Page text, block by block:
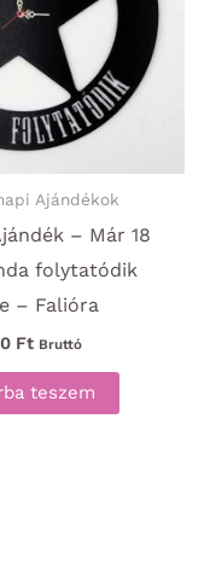
Ajándékok
– Már 18
folytatódik
– Falióra
Ft Bruttó
teszem